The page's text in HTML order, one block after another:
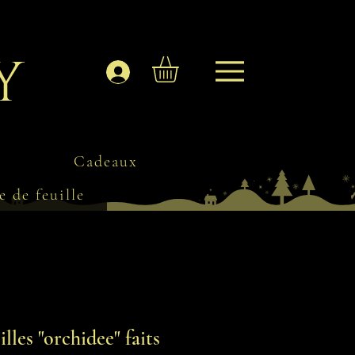
Se connecter
Cadeaux
de feuille
"orchidee" faits